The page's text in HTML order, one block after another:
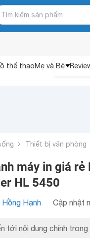
thể thaoMẹ và Bé
Thiết bị văn phòng
máy in giá
HL 5450
Hạnh Cập nhật
tới nội dung chính trong